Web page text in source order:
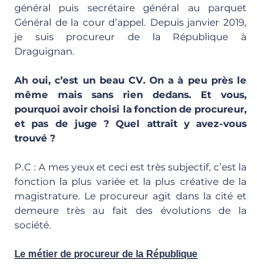
général puis secrétaire général au parquet
Général de la cour d’appel. Depuis janvier 2019,
je suis procureur de la République à
Draguignan.
Ah oui, c’est un beau CV. On a à peu près le
même mais sans rien dedans. Et vous,
pourquoi avoir choisi la fonction de procureur,
et pas de juge ? Quel attrait y avez-vous
trouvé ?
P.C : A mes yeux et ceci est très subjectif, c’est la
fonction la plus variée et la plus créative de la
magistrature. Le procureur agit dans la cité et
demeure très au fait des évolutions de la
société.
Le métier de procureur de la République